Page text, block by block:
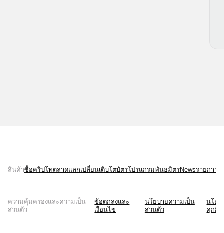
สินค้าซื้อคริปโทตลาดแลกเปลี่ยนเติบโตบัตรโปรแกรมพันธมิตรNewsรายการ
ความคุ้มครองและความเป็น
ส่วนตัว
ข้อตกลงและ
เงื่อนไข
นโยบายความเป็น
ส่วนตัว
นโยบ
คุกกี้